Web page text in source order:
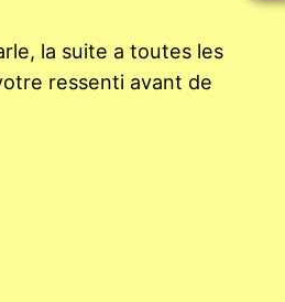
la suite a toutes les
ressenti avant de